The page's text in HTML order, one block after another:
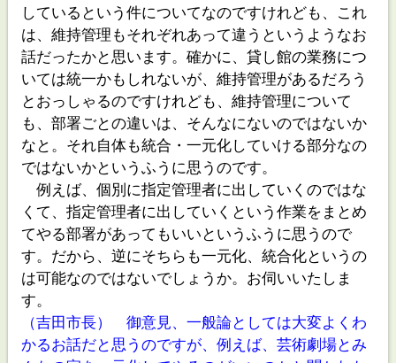
しているという件についてなのですけれども、これ
は、維持管理もそれぞれあって違うというようなお
話だったかと思います。確かに、貸し館の業務につ
いては統一かもしれないが、維持管理があるだろう
とおっしゃるのですけれども、維持管理について
も、部署ごとの違いは、そんなにないのではないか
なと。それ自体も統合・一元化していける部分なの
ではないかというふうに思うのです。
例えば、個別に指定管理者に出していくのではな
くて、指定管理者に出していくという作業をまとめ
てやる部署があってもいいというふうに思うので
す。だから、逆にそちらも一元化、統合化というの
は可能なのではないでしょうか。お伺いいたしま
す。
（吉田市長） 御意見、一般論としては大変よくわ
かるお話だと思うのですが、例えば、芸術劇場とみ